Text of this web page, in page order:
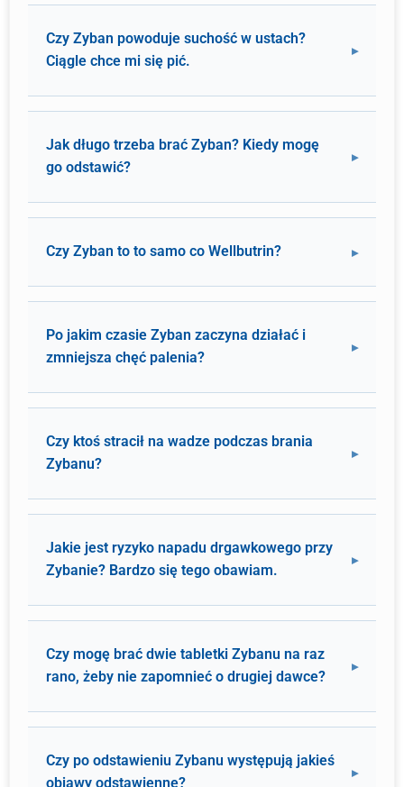
Czy Zyban powoduje suchość w ustach?
Ciągle chce mi się pić.
Jak długo trzeba brać Zyban? Kiedy mogę
go odstawić?
Czy Zyban to to samo co Wellbutrin?
Po jakim czasie Zyban zaczyna działać i
zmniejsza chęć palenia?
Czy ktoś stracił na wadze podczas brania
Zybanu?
Jakie jest ryzyko napadu drgawkowego przy
Zybanie? Bardzo się tego obawiam.
Czy mogę brać dwie tabletki Zybanu na raz
rano, żeby nie zapomnieć o drugiej dawce?
Czy po odstawieniu Zybanu występują jakieś
objawy odstawienne?